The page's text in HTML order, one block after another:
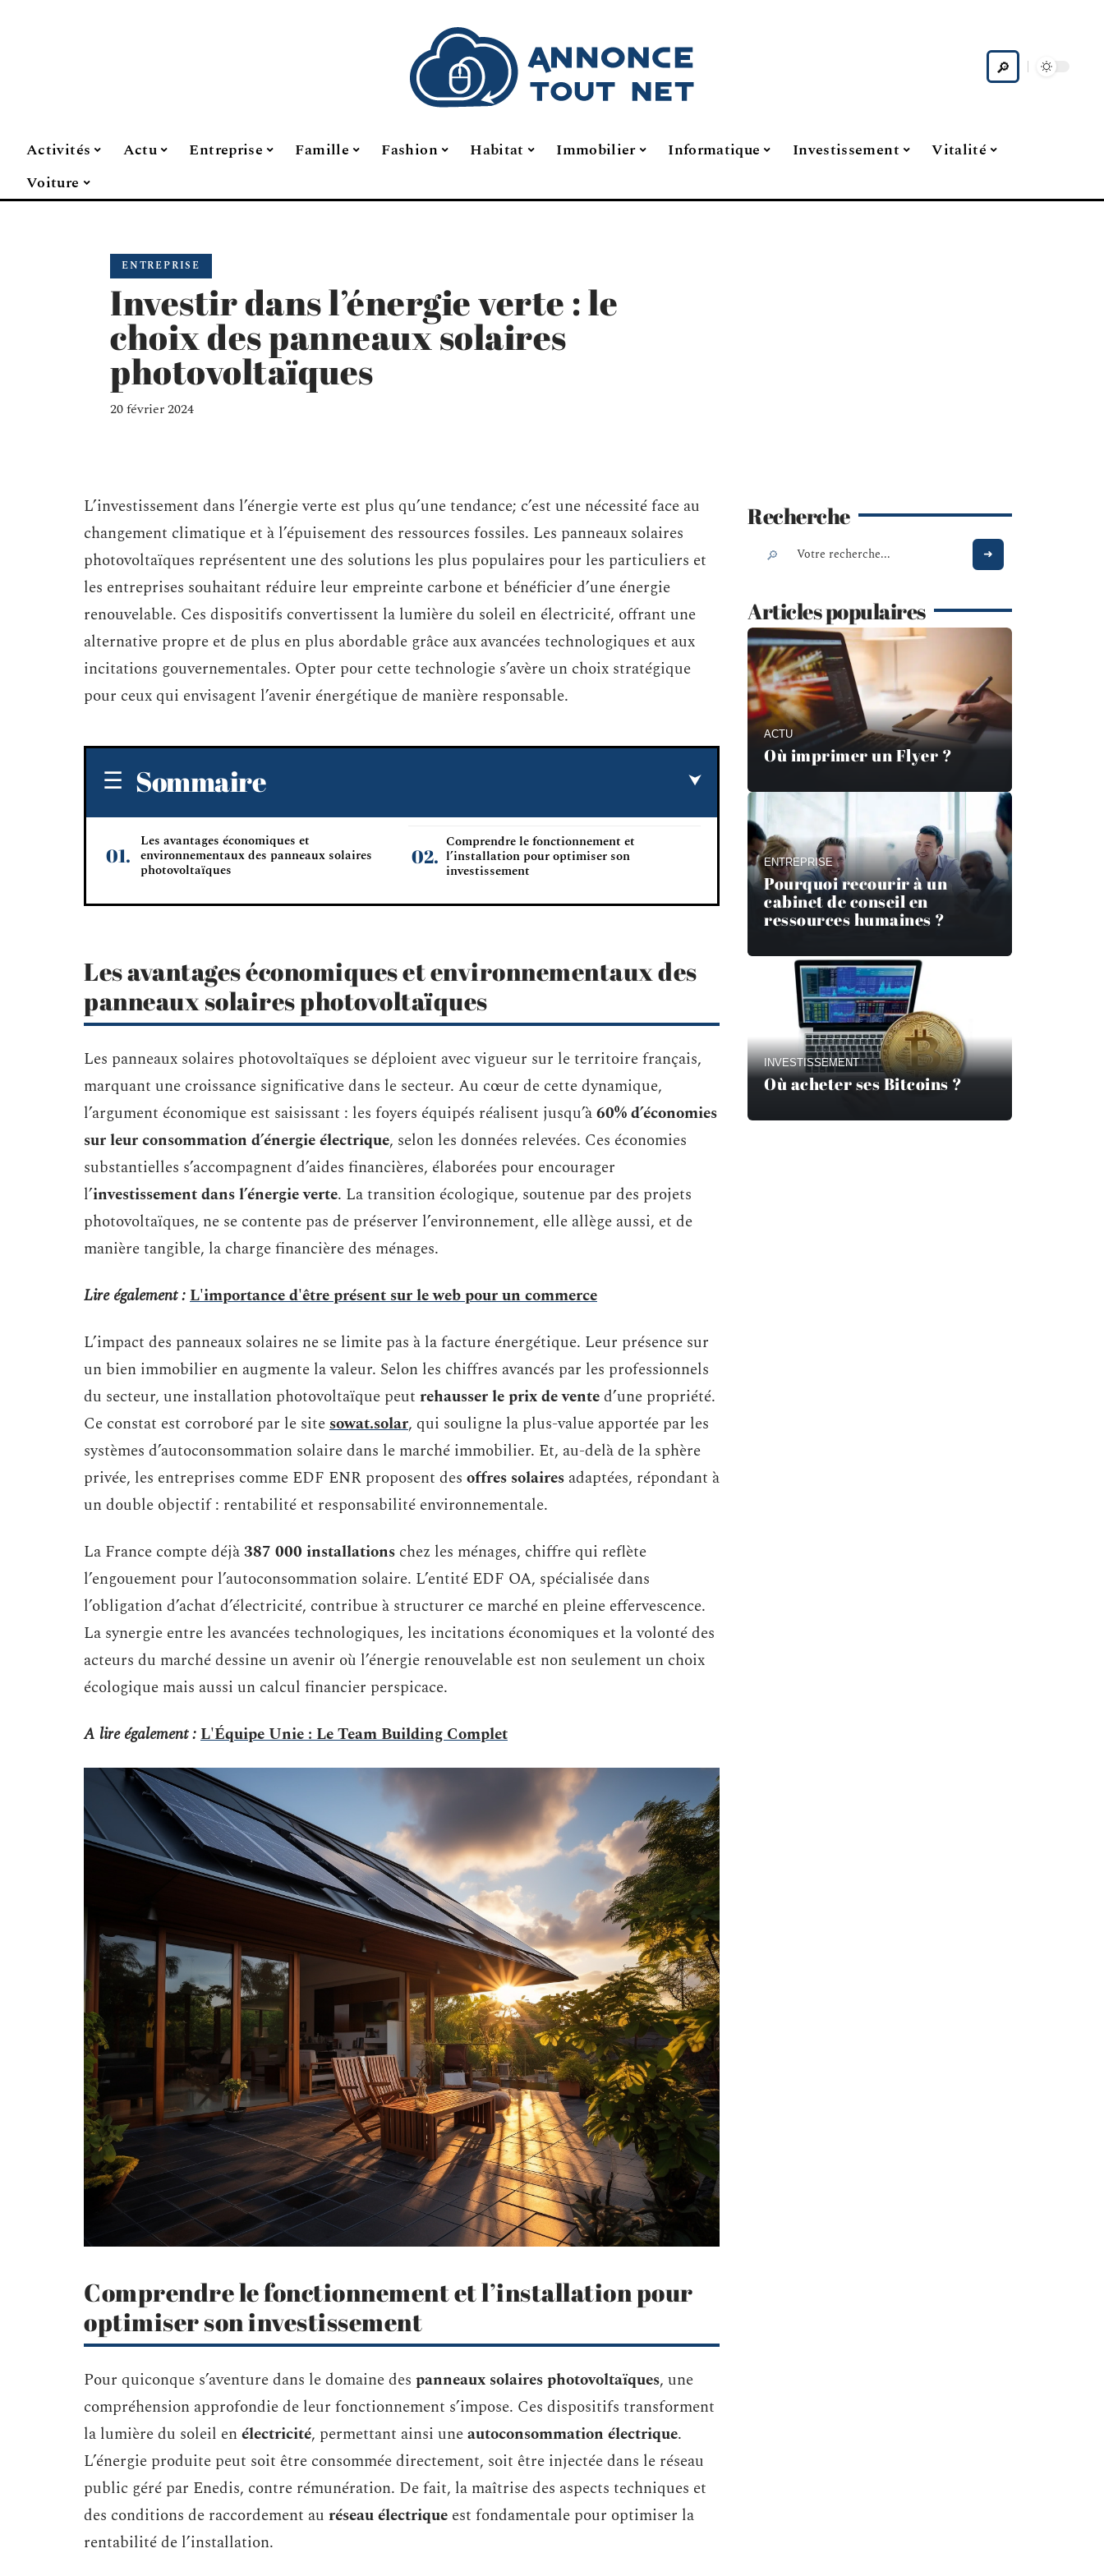
Activités Actu Entreprise Famille Fashion Habitat Immobilier Informatique Investissement
Vitalité
Voiture
ENTREPRISE
Investir dans l’énergie verte : le
choix des panneaux solaires
photovoltaïques
20 février 2024
L’investissement dans l’énergie verte est plus qu’une tendance; c’est une nécessité face au
changement climatique et à l’épuisement des ressources fossiles. Les panneaux solaires
photovoltaïques représentent une des solutions les plus populaires pour les particuliers et
les entreprises souhaitant réduire leur empreinte carbone et bénéficier d’une énergie
renouvelable. Ces dispositifs convertissent la lumière du soleil en électricité, offrant une
alternative propre et de plus en plus abordable grâce aux avancées technologiques et aux
incitations gouvernementales. Opter pour cette technologie s’avère un choix stratégique
pour ceux qui envisagent l’avenir énergétique de manière responsable.
Sommaire
Les avantages économiques et
environnementaux des panneaux solaires
photovoltaïques
Comprendre le fonctionnement et
l’installation pour optimiser son
investissement
Les avantages économiques et environnementaux des
panneaux solaires photovoltaïques
Les panneaux solaires photovoltaïques se déploient avec vigueur sur le territoire français,
marquant une croissance significative dans le secteur. Au cœur de cette dynamique,
l’argument économique est saisissant : les foyers équipés réalisent jusqu’à60% d’économies
sur leur consommation d’énergie électrique, selon les données relevées. Ces économies
substantielles s’accompagnent d’aides financières, élaborées pour encourager
l’investissement dans l’énergie verte. La transition écologique, soutenue par des projets
photovoltaïques, ne se contente pas de préserver l’environnement, elle allège aussi, et de
manière tangible, la charge financière des ménages.
Lire également :L'importance d'être présent sur le web pour un commerce
L’impact des panneaux solaires ne se limite pas à la facture énergétique. Leur présence sur
un bien immobilier en augmente la valeur. Selon les chiffres avancés par les professionnels
du secteur, une installation photovoltaïque peut rehausser le prix de vented’une propriété.
Ce constat est corroboré par le sitesowat.solar, qui souligne la plus-value apportée par les
systèmes d’autoconsommation solaire dans le marché immobilier. Et, au-delà de la sphère
privée, les entreprises comme EDF ENR proposent des offres solaires adaptées, répondant à
un double objectif : rentabilité et responsabilité environnementale.
La France compte déjà387 000 installations chez les ménages, chiffre qui reflète
l’engouement pour l’autoconsommation solaire. L’entité EDF OA, spécialisée dans
l’obligation d’achat d’électricité, contribue à structurer ce marché en pleine effervescence.
La synergie entre les avancées technologiques, les incitations économiques et la volonté des
acteurs du marché dessine un avenir où l’énergie renouvelable est non seulement un choix
écologique mais aussi un calcul financier perspicace.
A lire également :L'Équipe Unie : Le Team Building Complet
Comprendre le fonctionnement et l’installation pour
optimiser son investissement
Pour quiconque s’aventure dans le domaine des panneaux solaires photovoltaïques, une
compréhension approfondie de leur fonctionnement s’impose. Ces dispositifs transforment
la lumière du soleil enélectricité, permettant ainsi uneautoconsommation électrique.
L’énergie produite peut soit être consommée directement, soit être injectée dans le réseau
public géré par Enedis, contre rémunération. De fait, la maîtrise des aspects techniques et
des conditions de raccordement au réseau électrique est fondamentale pour optimiser la
rentabilité de l’installation.
Recherche
Articles populaires
ACTU
Où imprimer un Flyer ?
ENTREPRISE
Pourquoi recourir à un
cabinet de conseil en
ressources humaines ?
INVESTISSEMENT
Où acheter ses Bitcoins ?